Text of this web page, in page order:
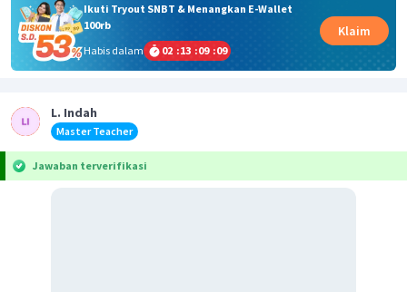
Ikuti Tryout SNBT & Menangkan E-Wallet
100rb
Habis dalam
02 :13 :09 :09
Klaim
L. Indah
Master Teacher
Jawaban terverifikasi